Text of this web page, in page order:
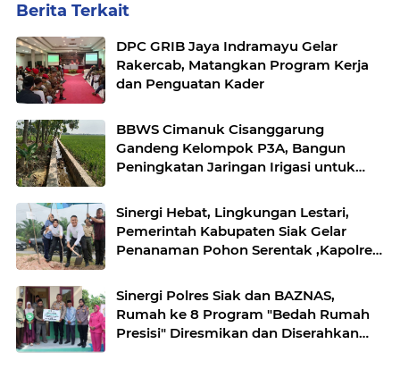
Berita Terkait
DPC GRIB Jaya Indramayu Gelar
Rakercab, Matangkan Program Kerja
dan Penguatan Kader
BBWS Cimanuk Cisanggarung
Gandeng Kelompok P3A, Bangun
Peningkatan Jaringan Irigasi untuk
Sinergi Hebat, Lingkungan Lestari,
Pemerintah Kabupaten Siak Gelar
Penanaman Pohon Serentak ,Kapolres
Harapan".
Sinergi Polres Siak dan BAZNAS,
Rumah ke 8 Program "Bedah Rumah
Presisi" Diresmikan dan Diserahkan